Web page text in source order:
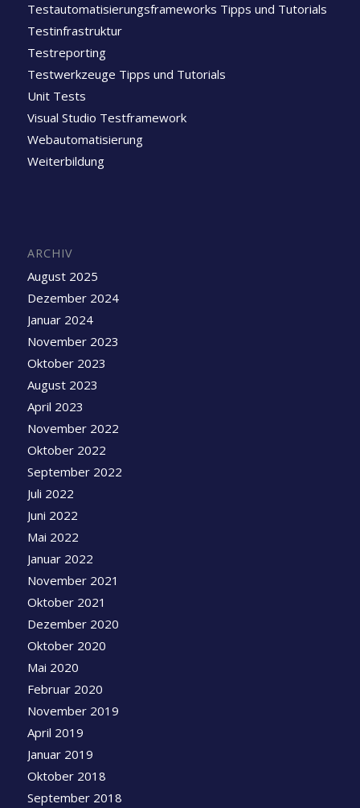
Testautomatisierungsframeworks Tipps und Tutorials
Testinfrastruktur
Testreporting
Testwerkzeuge Tipps und Tutorials
Unit Tests
Visual Studio Testframework
Webautomatisierung
Weiterbildung
ARCHIV
August 2025
Dezember 2024
Januar 2024
November 2023
Oktober 2023
August 2023
April 2023
November 2022
Oktober 2022
September 2022
Juli 2022
Juni 2022
Mai 2022
Januar 2022
November 2021
Oktober 2021
Dezember 2020
Oktober 2020
Mai 2020
Februar 2020
November 2019
April 2019
Januar 2019
Oktober 2018
September 2018